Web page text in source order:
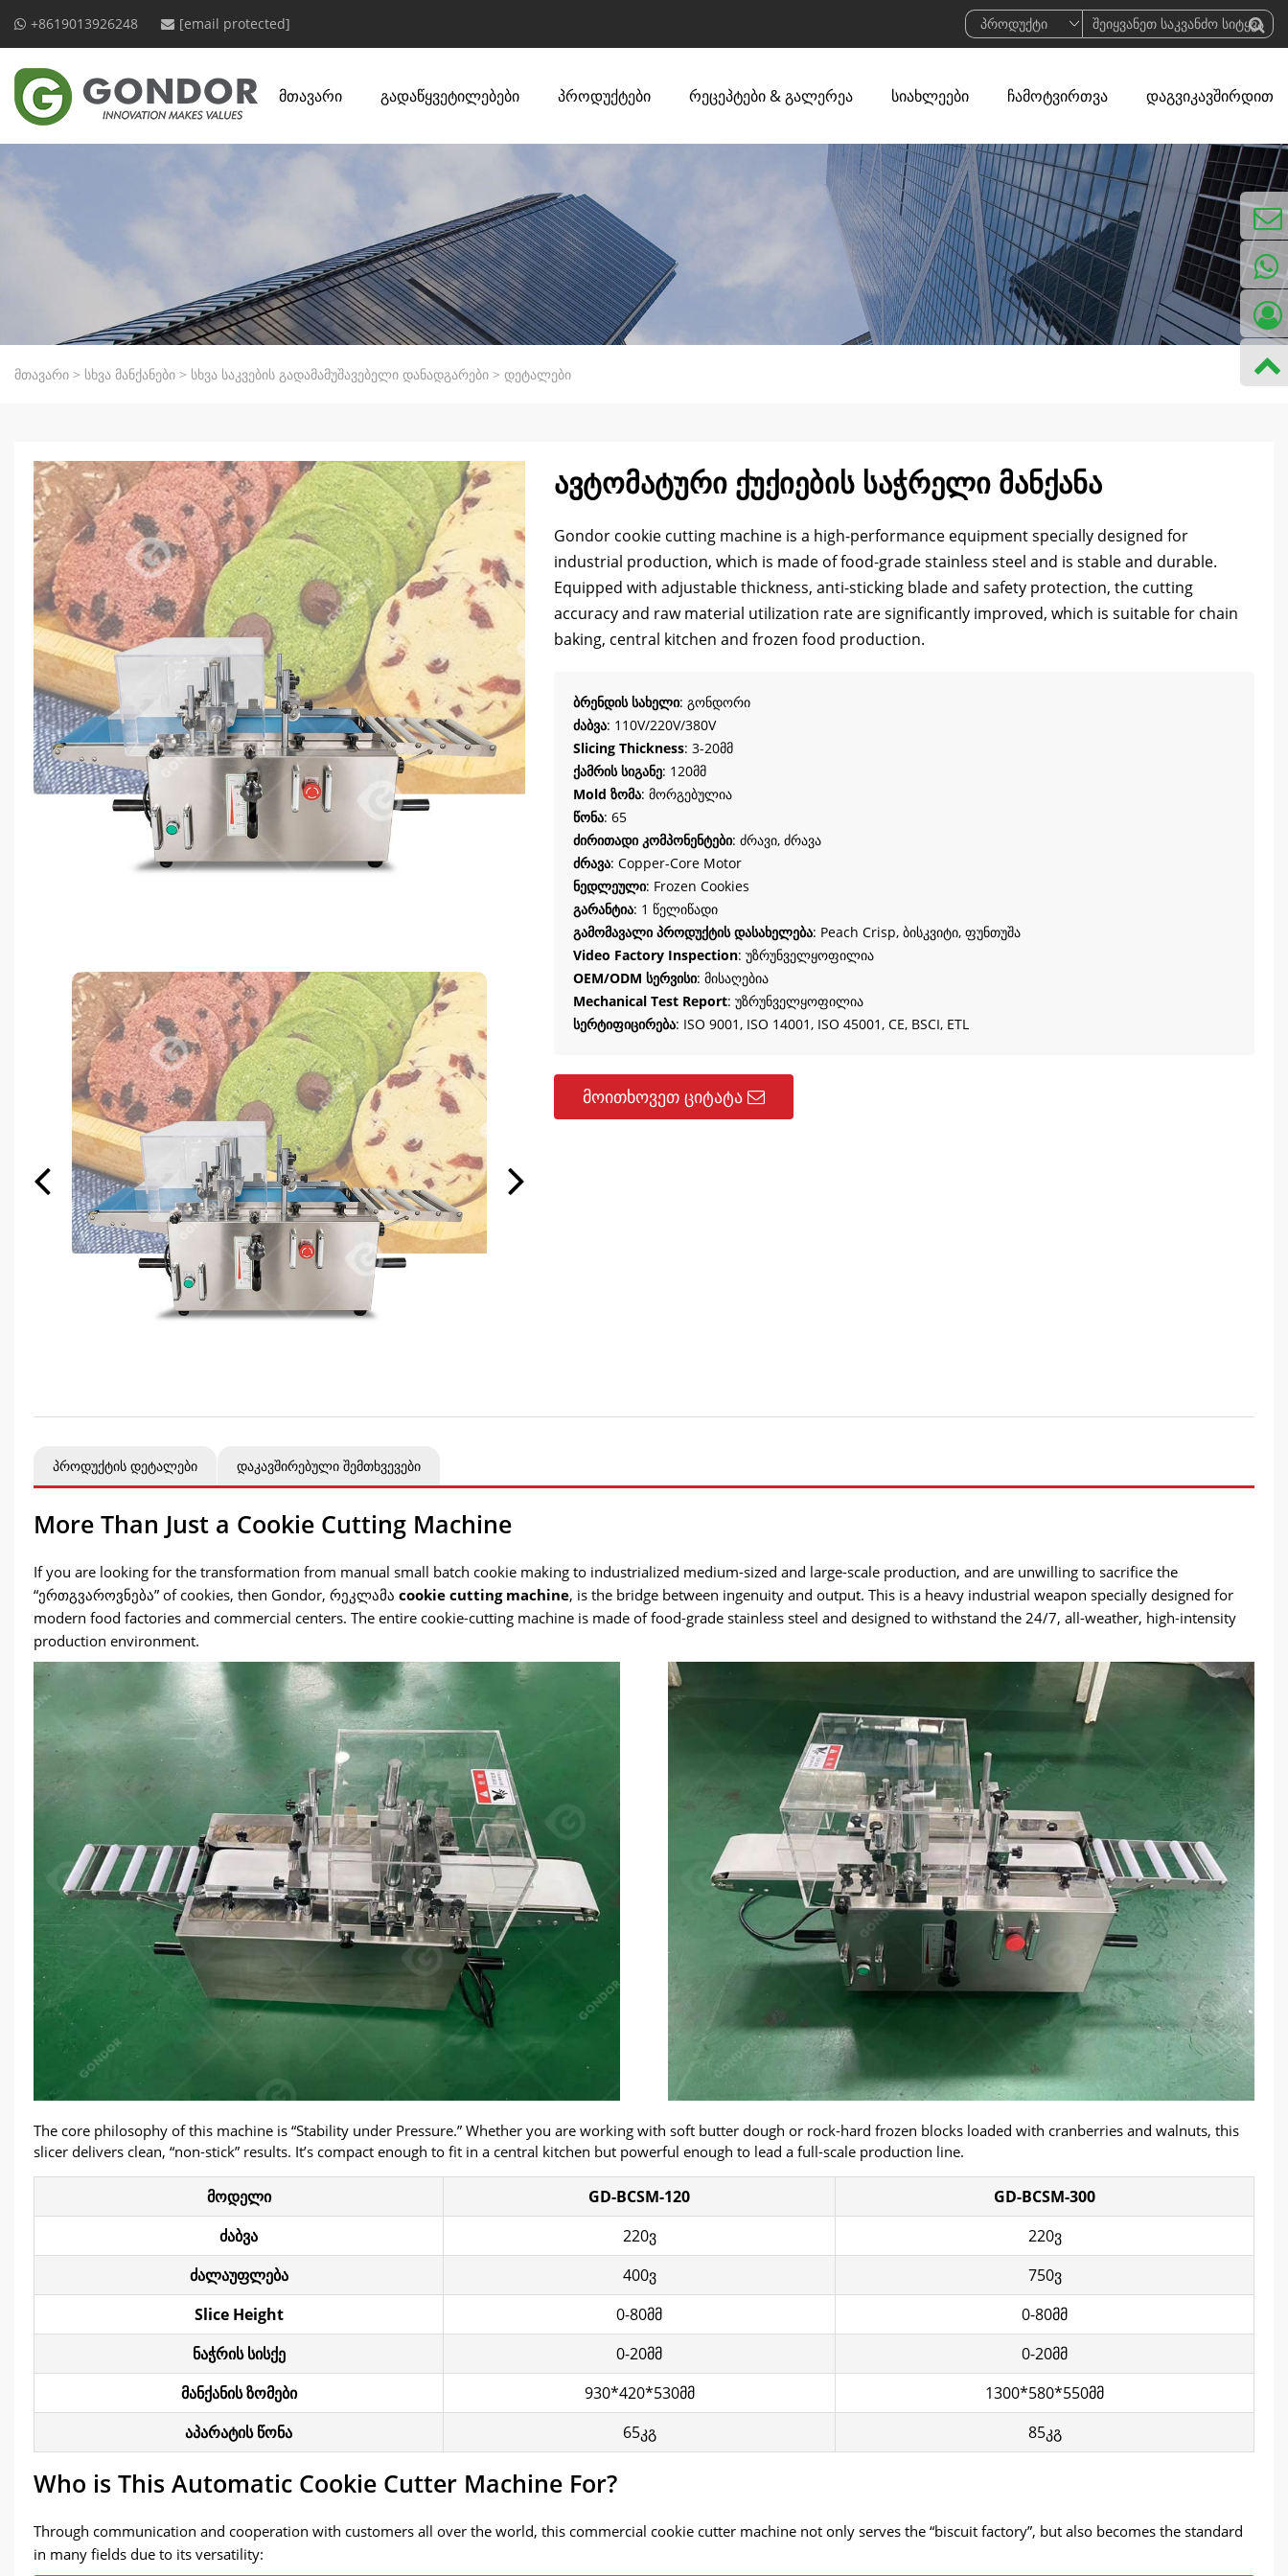
+8619013926248 [email protected]
მთავარი გადაწყვეტილებები პროდუქტები რეცეპტები & გალერეა სიახლეები ჩამოტვირთვა დაგვიკავშირდით
მთავარი > სხვა მანქანები > სხვა საკვების გადამამუშავებელი დანადგარები > დეტალები
ავტომატური ქუქიების საჭრელი მანქანა
Gondor cookie cutting machine is a high-performance equipment specially designed for
industrial production,which is made of food-grade stainless steel and is stable and durable.
Equipped with adjustable thickness,anti-sticking blade and safety protection,the cutting
accuracy and raw material utilization rate are significantly improved,which is suitable for chain
baking, central kitchen and frozen food production.
ბრენდის სახელი: გონდორი
ძაბვა: 110V/220V/380V
Slicing Thickness: 3-20მმ
ქამრის სიგანე: 120მმ
Mold ზომა: მორგებულია
წონა: 65
ძირითადი კომპონენტები: ძრავი, ძრავა
ძრავა:Copper-Core Motor
ნედლეული: Frozen Cookies
გარანტია: 1 წელიწადი
გამომავალი პროდუქტის დასახელება: Peach Crisp, ბისკვიტი, ფუნთუშა
Video Factory Inspection: უზრუნველყოფილია
OEM/ODM სერვისი: მისაღებია
Mechanical Test Report: უზრუნველყოფილია
სერტიფიცირება: ISO 9001, ISO 14001, ISO 45001, CE, BSCI, ETL
მოითხოვეთ ციტატა
პროდუქტის დეტალები დაკავშირებული შემთხვევები
More Than Just a Cookie Cutting Machine
If you are looking for the transformation from manual small batch cookie making to industrialized medium-sized and large-scale production, and are unwilling to sacrifice the
“ერთგვაროვნება” of cookies, then Gondor, რეკლამა cookie cutting machine, is the bridge between ingenuity and output. This is a heavy industrial weapon specially designed for
modern food factories and commercial centers. The entire cookie-cutting machine is made of food-grade stainless steel and designed to withstand the 24/7, all-weather, high-intensity
production environment.
The core philosophy of this machine is “Stability under Pressure.” Whether you are working with soft butter dough or rock-hard frozen blocks loaded with cranberries and walnuts, this
slicer delivers clean, “non-stick” results. It’s compact enough to fit in a central kitchen but powerful enough to lead a full-scale production line.
მოდელი GD-BCSM-120
GD-BCSM-300
ძაბვა
220ვ
220ვ
ძალაუფლება
400ვ
750ვ
Slice Height
0-80მმ
0-80მმ
ნაჭრის სისქე
0-20მმ
0-20მმ
მანქანის ზომები
930*420*530მმ
1300*580*550მმ
აპარატის წონა
65კგ 85კგ
Who is This Automatic Cookie Cutter Machine For?
Through communication and cooperation with customers all over the world, this commercial cookie cutter machine not only serves the “biscuit factory”, but also becomes the standard
in many fields due to its versatility: